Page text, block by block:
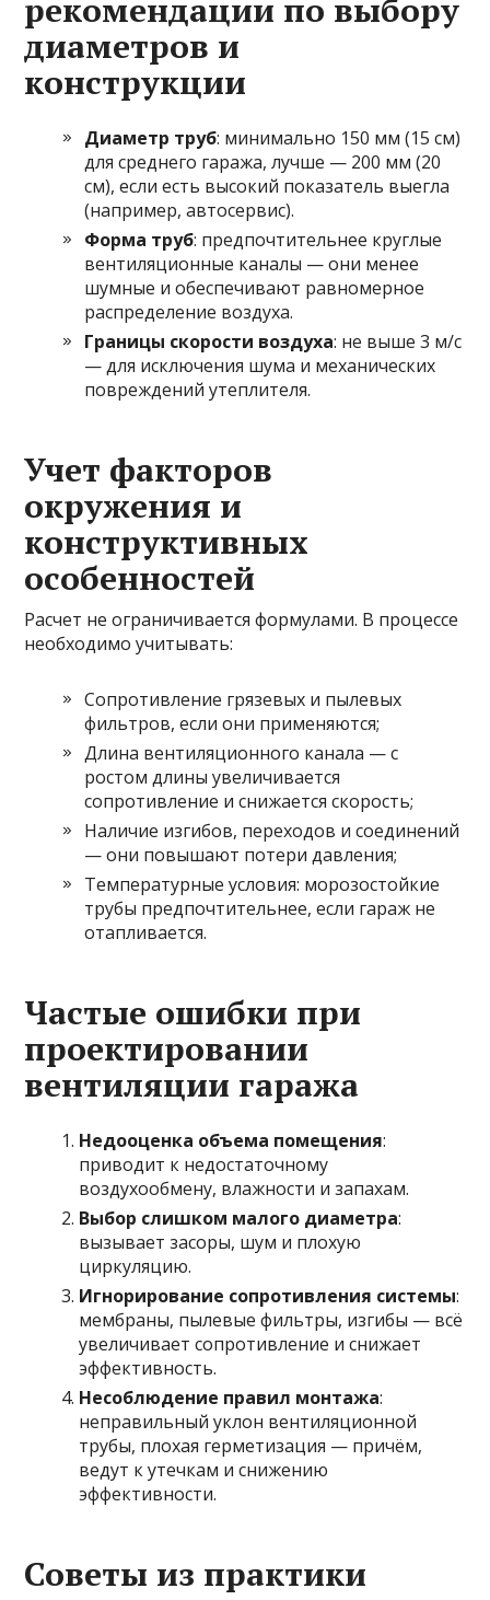
рекомендации по выбору
диаметров и
конструкции
Диаметр труб: минимально 150 мм (15 см)
для среднего гаража, лучше — 200 мм (20
см), если есть высокий показатель выегла
(например, автосервис).
Форма труб: предпочтительнее круглые
вентиляционные каналы — они менее
шумные и обеспечивают равномерное
распределение воздуха.
Границы скорости воздуха: не выше 3 м/с
— для исключения шума и механических
повреждений утеплителя.
Учет факторов
окружения и
конструктивных
особенностей
Расчет не ограничивается формулами. В процессе
необходимо учитывать:
Сопротивление грязевых и пылевых
фильтров, если они применяются;
Длина вентиляционного канала — с
ростом длины увеличивается
сопротивление и снижается скорость;
Наличие изгибов, переходов и соединений
— они повышают потери давления;
Температурные условия: морозостойкие
трубы предпочтительнее, если гараж не
отапливается.
Частые ошибки при
проектировании
вентиляции гаража
Недооценка объема помещения:
приводит к недостаточному
воздухообмену, влажности и запахам.
Выбор слишком малого диаметра:
вызывает засоры, шум и плохую
циркуляцию.
Игнорирование сопротивления системы:
мембраны, пылевые фильтры, изгибы — всё
увеличивает сопротивление и снижает
эффективность.
Несоблюдение правил монтажа:
неправильный уклон вентиляционной
трубы, плохая герметизация — причём,
ведут к утечкам и снижению
эффективности.
Советы из практики